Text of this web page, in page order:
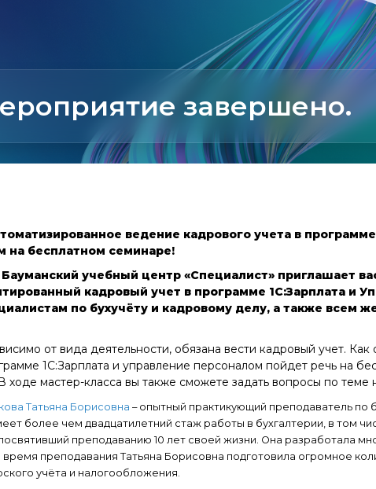
завершено.
ведение кадрового учета в
на бесплатном семинаре!
Бауманский учебный центр «Специалист» приглашает
кадровый учет в программе 1С:Зарплата и
по бухучёту и кадровому делу, а также всем
от вида деятельности, обязана вести кадровый учет. Как
1С:Зарплата и управление персоналом пойдет речь на
ходе мастер-класса вы также сможете задать вопросы по теме
Татьяна Борисовна – опытный практикующий преподаватель по
более чем двадцатилетний стаж работы в бухгалтерии, в том
преподаванию 10 лет своей жизни. Она разработала
преподавания Татьяна Борисовна подготовила огромное
учёта и налогообложения.